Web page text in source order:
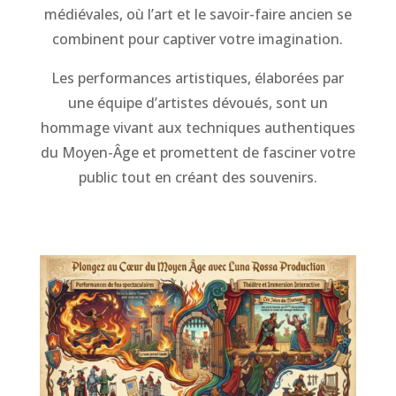
médiévales, où l’art et le savoir-faire ancien se
combinent pour captiver votre imagination.
Les performances artistiques, élaborées par
une équipe d’artistes dévoués, sont un
hommage vivant aux techniques authentiques
du Moyen-Âge et promettent de fasciner votre
public tout en créant des souvenirs.